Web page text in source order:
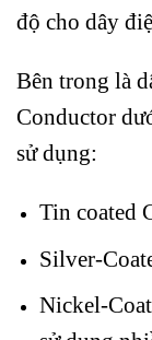
độ cho dây
Bên trong là
Conductor
sử dụng:
Tin coated
Silver-
Nickel-